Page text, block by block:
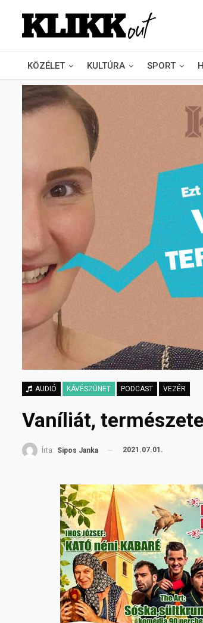
KÖZÉLET KULTÚRA SPORT
AUDIÓ KÁVÉSZÜNET PODCAST VEZÉR
Vaníliát,
Írta: Sipos Janka 2021.07.01.